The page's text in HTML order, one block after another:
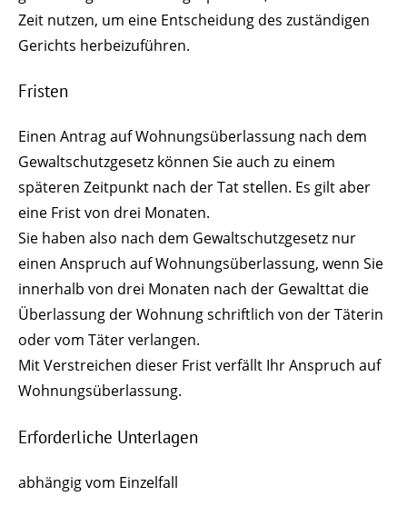
Zeit nutzen, um eine Entscheidung des zuständigen
Gerichts herbeizuführen.
Fristen
Einen Antrag auf Wohnungsüberlassung nach dem
Gewaltschutzgesetz können Sie auch zu einem
späteren Zeitpunkt nach der Tat stellen. Es gilt aber
eine Frist von drei Monaten.
Sie haben also nach dem Gewaltschutzgesetz nur
einen Anspruch auf Wohnungsüberlassung, wenn Sie
innerhalb von drei Monaten nach der Gewalttat die
Überlassung der Wohnung schriftlich von der Täterin
oder vom Täter verlangen.
Mit Verstreichen dieser Frist verfällt Ihr Anspruch auf
Wohnungsüberlassung.
Erforderliche Unterlagen
abhängig vom Einzelfall